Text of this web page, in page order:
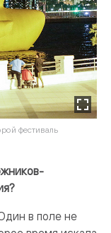
фестиваль
в поле не